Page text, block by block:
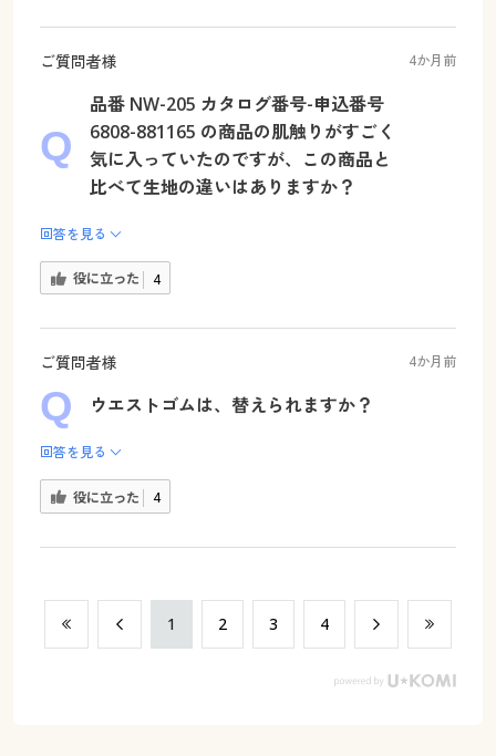
ご質問者様 4か月前
品番 NW-205 カタログ番号-申込番号
6808-881165 の商品の肌触りがすごく
気に入っていたのですが、この商品と
比べて生地の違いはありますか？
回答を見る
役に立った 4
ご質問者様 4か月前
ウエストゴムは、替えられますか？
回答を見る
役に立った 4
​1 ​2 ​3 ​4